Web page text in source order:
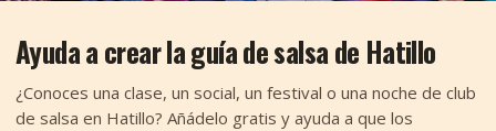
Glosario
Tienda
Ayuda a crear la guía de salsa de Hatillo
¿Conoces una clase, un social, un festival o una noche de club
de salsa en Hatillo? Añádelo gratis y ayuda a que los